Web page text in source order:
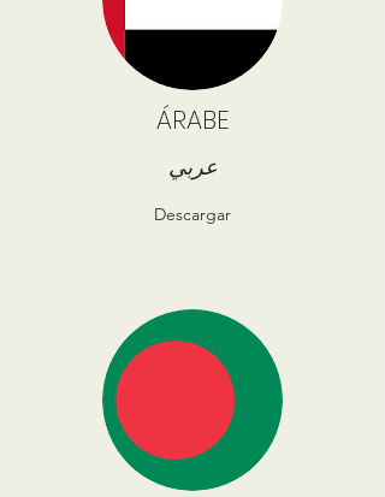
ÁRABE
عربي
Descargar